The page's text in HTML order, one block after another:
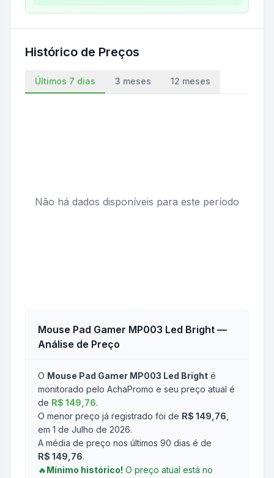
Histórico de Preços
Últimos 7 dias 3 meses 12 meses
Não há dados disponíveis para este período
Mouse Pad Gamer MP003 Led Bright —
Análise de Preço
O Mouse Pad Gamer MP003 Led Bright é
monitorado pelo AchaPromo e seu preço atual é
de R$ 149,76.
O menor preço já registrado foi de R$ 149,76
em 1 de Julho de 2026.
A média de preço nos últimos 90 dias é de
R$ 149,76.
🔥Mínimo histórico! O preço atual está no